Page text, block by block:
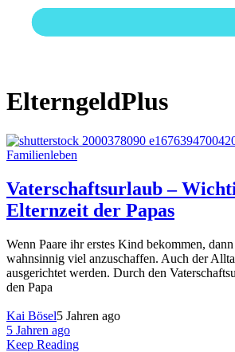
ElterngeldPlus
Familienleben
Vaterschaftsurlaub –
Elternzeit der Papas
Wenn Paare ihr erstes Kind bekommen,
wahnsinnig viel anzuschaffen. Auch der
ausgerichtet werden. Durch den
den Papa
Kai Bösel5 Jahren ago
5 Jahren ago
Keep Reading